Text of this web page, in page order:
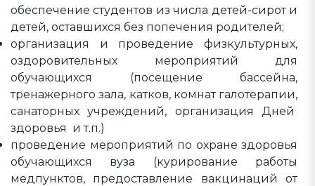
обеспечение студентов из числа детей-сирот и
детей, оставшихся без попечения родителей;
организация и проведение физкультурных,
оздоровительных мероприятий для
обучающихся (посещение бассейна,
тренажерного зала, катков, комнат галотерапии,
санаторных учреждений, организация Дней
здоровья и т.п.)
проведение мероприятий по охране здоровья
обучающихся вуза (курирование работы
медпунктов, предоставление вакцинаций от